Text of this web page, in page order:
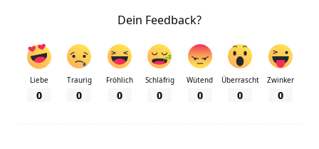
Dein Feedback?
Liebe
0
Traurig
0
Fröhlich
0
Schläfrig
0
Wütend
0
Überrascht
0
Zwinker
0